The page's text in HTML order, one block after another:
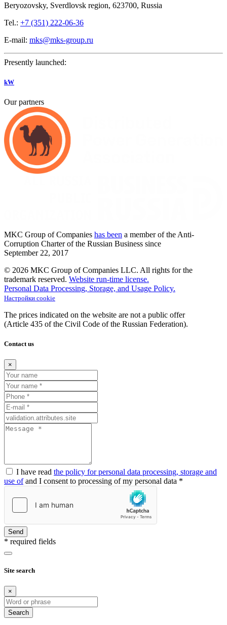
Beryozovsky, Sverdlovsk region, 623700, Russia
Tel.: +7 (351) 222-06-36
E-mail: mks@mks-group.ru
Presently launched:
kW
Our partners
MKC Group of Companies has been a member of the Anti-
Corruption Charter of the Russian Business since
September 22, 2017
© 2026 MKC Group of Companies LLC. All rights for the
trademark reserved. Website run-time license.
Personal Data Processing, Storage, and Usage Policy.
Настройки cookie
The prices indicated on the website are not a public offer
(Article 435 of the Civil Code of the Russian Federation).
Contact us
×
I have read the policy for personal data processing, storage and
use ofand I consent to processing of my personal data *
Send
* required fields
Site search
×
Search